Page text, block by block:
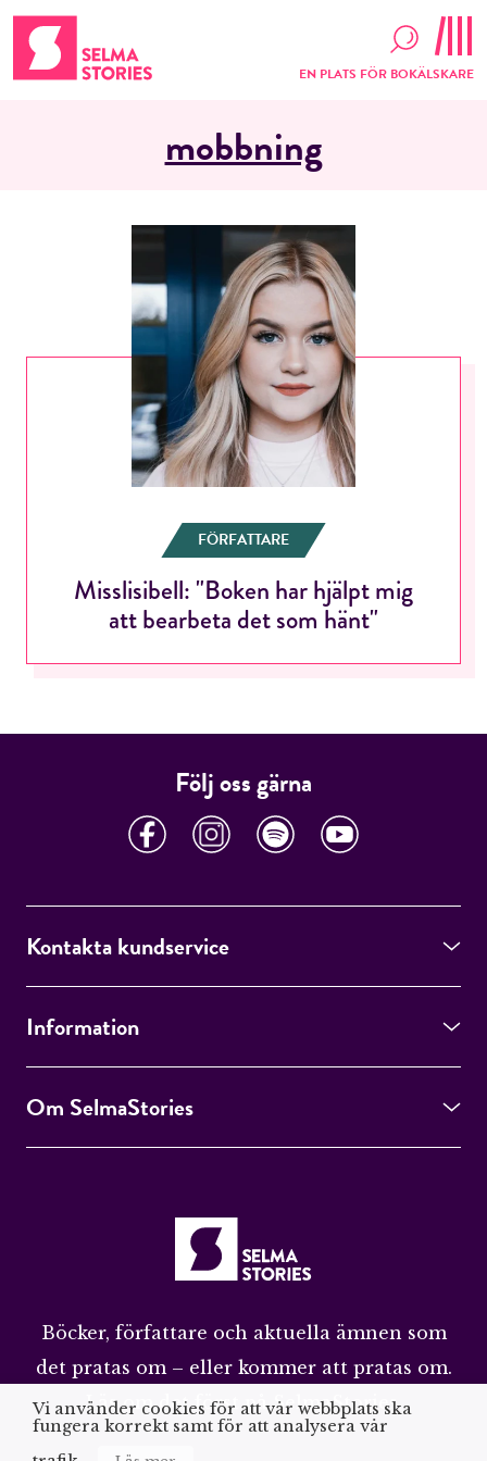
EN PLATS FÖR BOKÄLSKARE
RÖSTA
Jag accepterar villkoren.
ÅNGRA OCH STÄNG
mobbning
FÖRFATTARE
Misslisibell: "Boken har hjälpt mig
att bearbeta det som hänt"
Följ oss gärna
Kontakta kundservice
Information
Om SelmaStories
Böcker, författare och aktuella ämnen som
det pratas om – eller kommer att pratas om.
Läs om det först på SelmaStories.
Vi använder cookies för att vår webbplats ska
fungera korrekt samt för att analysera vår